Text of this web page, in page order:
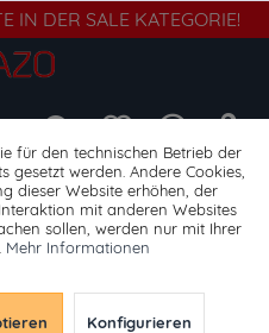
IN DER SALE KATEGORIE!
für den technischen Betrieb der
werden. Andere Cookies,
dieser Website erhöhen, der
mit anderen Websites
sollen, werden nur mit Ihrer
Mehr Informationen
Konfigurieren